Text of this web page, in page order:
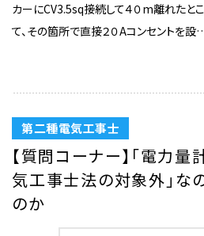
カーにCV3.5sq接続して４０m離れたと
て、その箇所で直接２０Aコンセントを設
第二種電気工事士
【質問コーナー】「電力量
気工事士法の対象外」な
のか